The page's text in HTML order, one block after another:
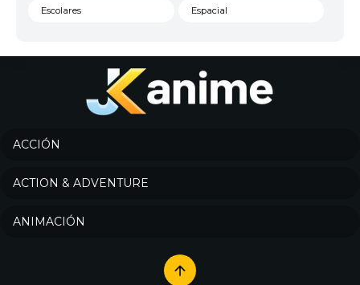
Escolares Espacial
Historico
Josei
Música
ACCIÓN
ACTION & ADVENTURE
ANIMACIÓN